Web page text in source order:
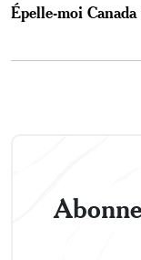
Épelle-moi